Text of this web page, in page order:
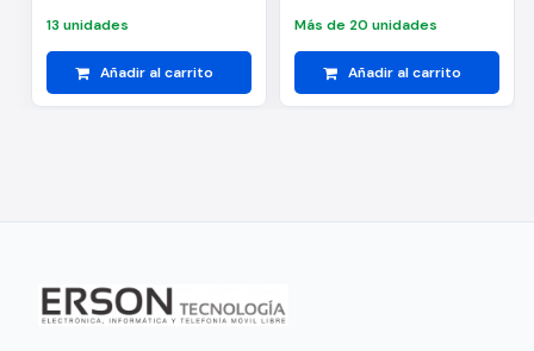
13 unidades
Añadir al carrito
Más de 20 unidades
Añadir al carrito